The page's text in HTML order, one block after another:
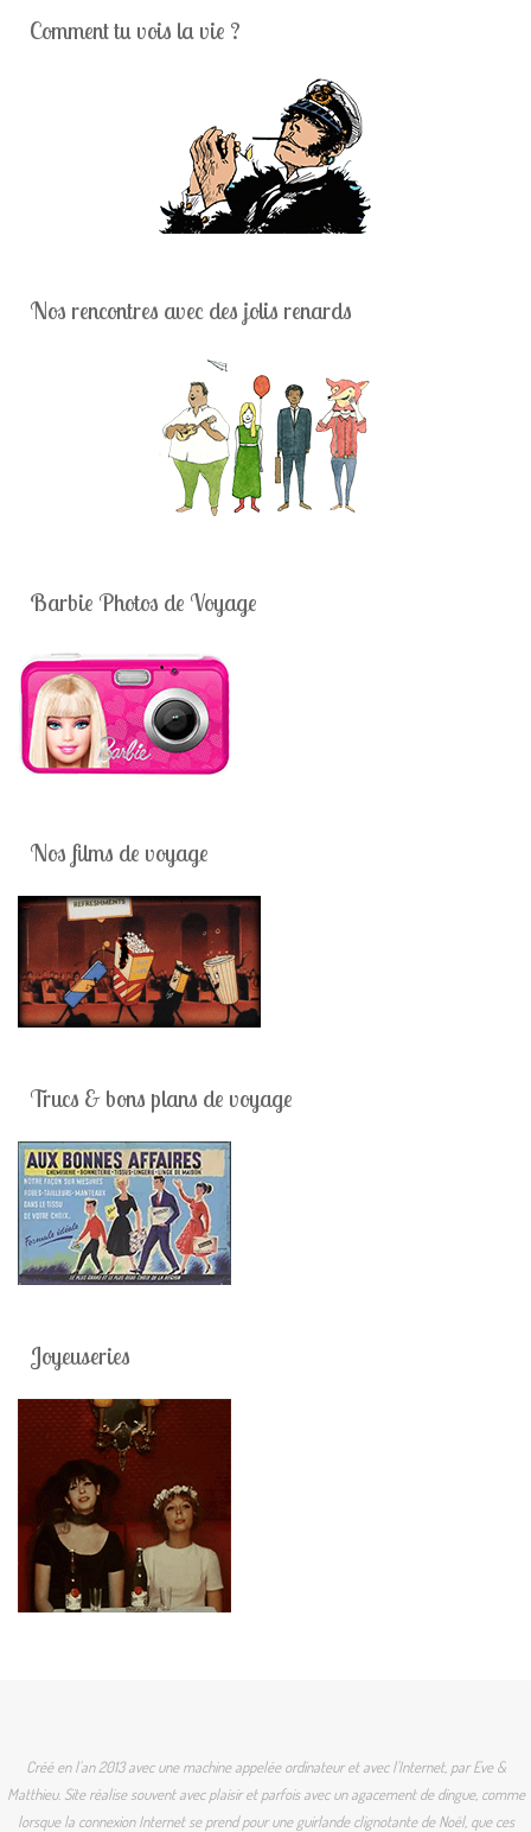
Comment tu vois la vie ?
Nos rencontres avec des jolis renards
Barbie Photos de Voyage
Nos films de voyage
Trucs & bons plans de voyage
Joyeuseries
Créé en l'an 2013 avec une machine appelée ordinateur et avec l'Internet, par Eve &
Matthieu. Site réalise souvent avec plaisir et parfois avec un agacement de dingue, comme
lorsque la connexion Internet se prend pour une guirlande clignotante de Noël, que ces